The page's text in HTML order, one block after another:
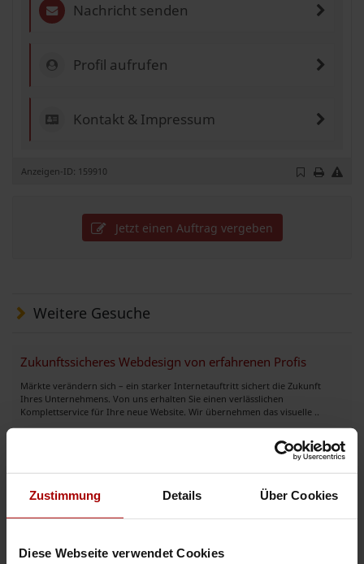
Zustimmung Details Über Cookies
Diese Webseite verwendet Cookies
Nachricht senden
Profil aufrufen
Kontakt & Impressum
Anzeigen-ID: 159910
Jetzt einen Auftrag vergeben
Weitere Gesuche
Zukunftssicheres Webdesign von erfahrenen Profis
Märkte verändern sich – ein starker Internetauftritt sichert die Zukunft
Ihres Unternehmens. Von uns erhalten Sie einen verlässlichen
Komplettservice für Ihre neue Website. Wir übernehmen das visuelle ..
03.08.2026
Logodesign erstellen lassen ✅ Logo ✅ Flyer ✅ Visitenkarten